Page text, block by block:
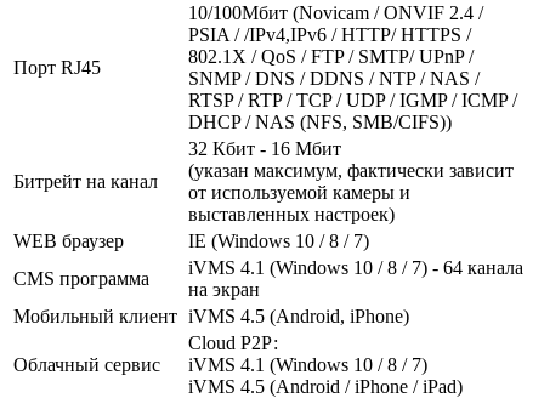
Порт RJ45
10/100Мбит (Novicam / ONVIF 2.4 /
PSIA / /IPv4,IPv6 / HTTP/ HTTPS /
802.1X / QoS / FTP / SMTP/ UPnP /
SNMP / DNS / DDNS / NTP / NAS /
RTSP / RTP / TCP / UDP / IGMP / ICMP /
DHCP / NAS (NFS, SMB/CIFS))
Битрейт на канал
32 Кбит - 16 Мбит
(указан максимум, фактически зависит
от используемой камеры и
выставленных настроек)
WEB браузер
IE (Windows 10 / 8 / 7)
CMS программа
iVMS 4.1 (Windows 10 / 8 / 7) - 64 канала
на экран
Мобильный клиент iVMS 4.5 (Android, iPhone)
Облачный сервис
Cloud Р2Р:
iVMS 4.1 (Windows 10 / 8 / 7)
iVMS 4.5 (Android / iPhone / iPad)